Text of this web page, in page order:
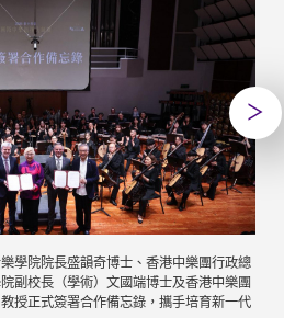
學院院長盛韻奇博士、香港中樂團行政總
副校長（學術）文國端博士及香港中樂團
授正式簽署合作備忘錄，攜手培育新一代